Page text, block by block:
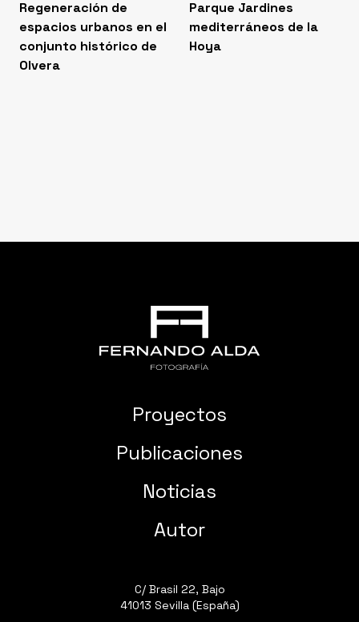
Regeneración de
espacios urbanos en el
conjunto histórico de
Olvera
Parque Jardines
mediterráneos de la
Hoya
Proyectos
Publicaciones
Noticias
Autor
C/ Brasil 22, Bajo
41013 Sevilla (España)